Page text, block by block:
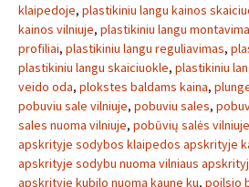
klaipedoje, plastikiniu langu kainos
kainos vilniuje, plastikiniu langu
profiliai, plastikiniu langu reguliavimas,
plastikiniu langu skaiciuokle, plastikiniu
veido oda, plokstes baldams kaina,
pobuviu sale vilniuje, pobuviu sales,
sales nuoma vilniuje, pobūvių salės
apskrityje sodybos klaipedos apskrityje
apskrityje sodybu nuoma vilniaus
apskrityje kubilo nuoma kaune ku, poilsio